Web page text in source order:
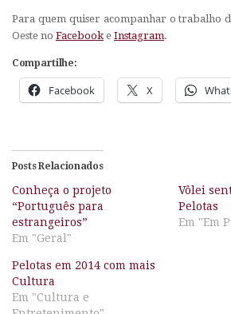
Para quem quiser acompanhar o trabalho
Oeste no Facebook e Instagram.
Compartilhe:
Facebook X
Posts Relacionados
Conheça o projeto
“Português para
estrangeiros”
Em "Geral"
Vôlei
Pelotas
Em "Em
Pelotas em 2014 com mais
Cultura
Em "Cultura e